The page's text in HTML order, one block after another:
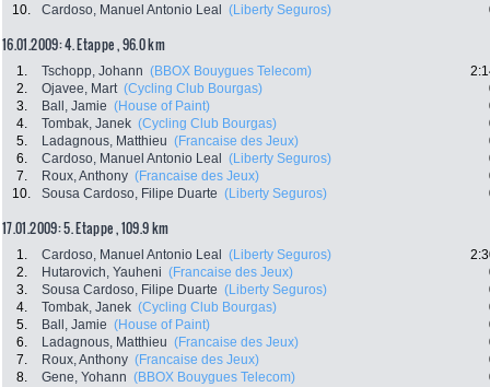
10.
Cardoso, Manuel Antonio Leal (Liberty Seguros)
16.01.2009: 4. Etappe , 96.0 km
1. Tschopp, Johann (BBOX Bouygues Telecom)
2.
Ojavee, Mart (Cycling Club Bourgas)
3.
Ball, Jamie (House of Paint)
4.
Tombak, Janek (Cycling Club Bourgas)
5.
Ladagnous, Matthieu (Francaise des Jeux)
6.
Cardoso, Manuel Antonio Leal (Liberty Seguros)
7.
Roux, Anthony (Francaise des Jeux)
10.
Sousa Cardoso, Filipe Duarte (Liberty Seguros)
17.01.2009: 5. Etappe , 109.9 km
1. Cardoso, Manuel Antonio Leal (Liberty Seguros)
2.
Hutarovich, Yauheni (Francaise des Jeux)
3.
Sousa Cardoso, Filipe Duarte (Liberty Seguros)
4.
Tombak, Janek (Cycling Club Bourgas)
5.
Ball, Jamie (House of Paint)
6.
Ladagnous, Matthieu (Francaise des Jeux)
7.
Roux, Anthony (Francaise des Jeux)
8.
Gene, Yohann (BBOX Bouygues Telecom)